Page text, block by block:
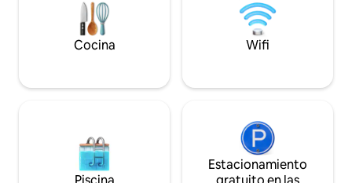
distancia en coche, no a poca distancia a
pie, como se indica en las características
del mapa predeterminado de Airbnb.
cámara de
delantero solo
No hay otras
Cocina Wifi
Estacionamiento